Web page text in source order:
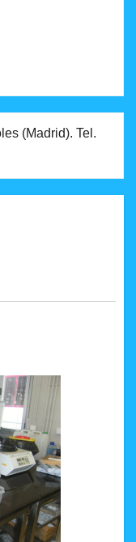
(Madrid). Tel.